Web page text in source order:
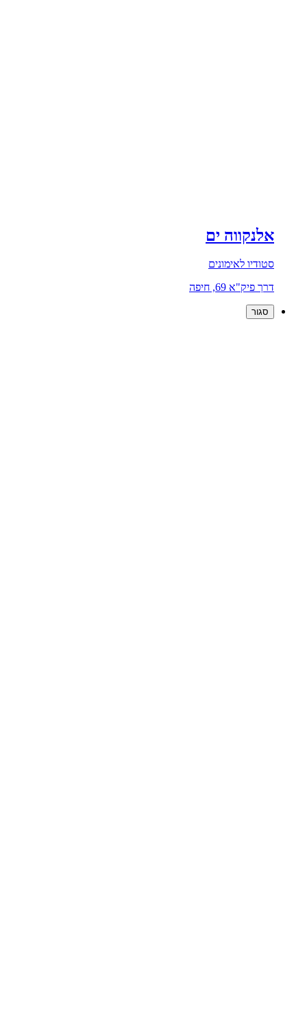
אלנקווה ים
סטודיו לאימונים
דרך פיק"א 69, חיפה
סגור